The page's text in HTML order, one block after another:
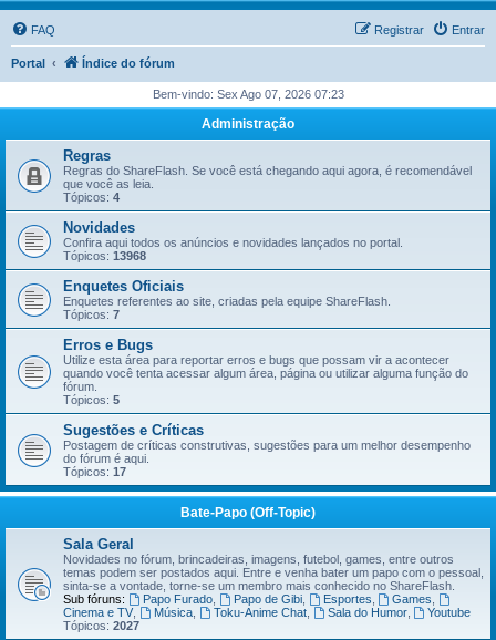
FAQ Entrar
Registrar
Portal Índice do fórum
Bem-vindo: Sex Ago 07, 2026 07:23
Administração
Regras
Regras do ShareFlash. Se você está chegando aqui agora, é recomendável
que você as leia.
Tópicos: 4
Novidades
Confira aqui todos os anúncios e novidades lançados no portal.
Tópicos: 13968
Enquetes Oficiais
Enquetes referentes ao site, criadas pela equipe ShareFlash.
Tópicos: 7
Erros e Bugs
Utilize esta área para reportar erros e bugs que possam vir a acontecer
quando você tenta acessar algum área, página ou utilizar alguma função do
fórum.
Tópicos: 5
Sugestões e Críticas
Postagem de críticas construtivas, sugestões para um melhor desempenho
do fórum é aqui.
Tópicos: 17
Bate-Papo (Off-Topic)
Sala Geral
Novidades no fórum, brincadeiras, imagens, futebol, games, entre outros
temas podem ser postados aqui. Entre e venha bater um papo com o pessoal,
sinta-se a vontade, torne-se um membro mais conhecido no ShareFlash.
Sub fóruns:
Papo Furado, Papo de Gibi, Esportes Games
Cinema e TV, Música, Toku-Anime Chat, Sala do Humor,
Youtube
Tópicos: 2027